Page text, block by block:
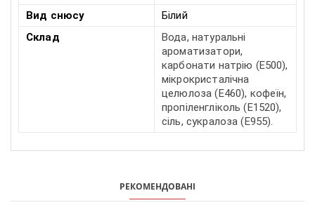
Вид снюсу
Білий
Склад
Вода, натуральні
ароматизатори,
карбонати натрію (E500),
мікрокристалічна
целюлоза (E460), кофеїн,
пропіленгліколь (E1520),
сіль, сукралоза (E955).
РЕКОМЕНДОВАНІ